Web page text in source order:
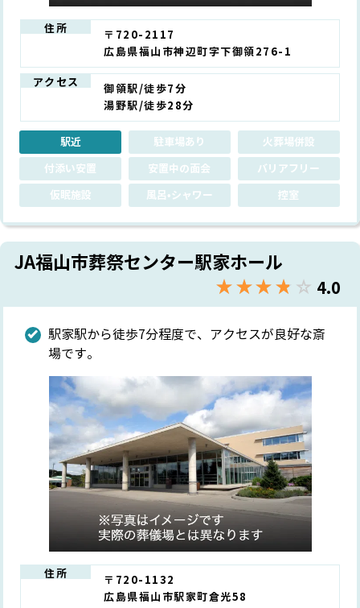
住所
〒720-2117
広島県福山市神辺町字下御領276-1
アクセス
御領駅/徒歩7分
湯野駅/徒歩28分
駅近 駐車場あり
火葬場併設
付添い安置
安置中の面会
バリアフリー
仮眠施設
風呂•シャワー 控室
JA福山市葬祭センター駅家ホール
★★★★★
☆☆☆☆☆ 4.0
駅家駅から徒歩7分程度で、アクセスが良好な斎
場です。
住所
〒720-1132
広島県福山市駅家町倉光58